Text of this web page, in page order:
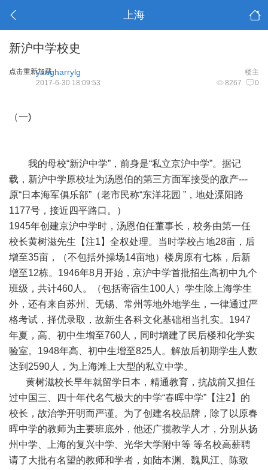
上海
新沪中学校史
点击重新加载 楼主
yangharrylg
8267 0
2017-6-30 18:09:53
（一)
我的母校“新沪中学”，前身是“私立京沪中学”。据记
载，新沪中学原校址为汤恩伯的第三方面军接受的敌产---
原“日本海军俱乐部”（老市民称“东洋花园 ”，地处溧阳路
1177号，接近四平路口。）
1945年创建京沪中学时，汤恩伯任董事长，校务由第一任
校长黄树滋先生【注1】全权处理。当时学校占地28亩，后
增至35亩，（不包括外操场14亩地）楼房原有七栋，后新
增至12栋。1946年8月开始，京沪中学首批招生高初中九个
班级，共计460人。（包括寄宿生100人）学生除上海学生
外，还有来自苏州、无锡、常州等地外地学生，一律通过严
格考试，择优录取，故新生各科文化基础相当扎实。1947
年夏，高、初中生增至760人，同时增建了民后楼和化学实
验室。1948年高、初中生增至825人。解放后初期学生人数
达到2590人，为上海滩上大型的私立中学。
黄树滋校长早年就留学日本，精通教育，抗战前又担任
过中国三、四十年代名气极大的中学“春晖中学”【注2】的
校长，故治学开明而严谨。为了创建名校品牌，除了以原春
晖中学的教师为主要班底外，他还广揽教学人才，分别从扬
州中学、上海的复兴中学、光华大学附中等 等名校高薪聘
请了大批有名望的教师和学者，如陆本渊、魏凤江、陈致